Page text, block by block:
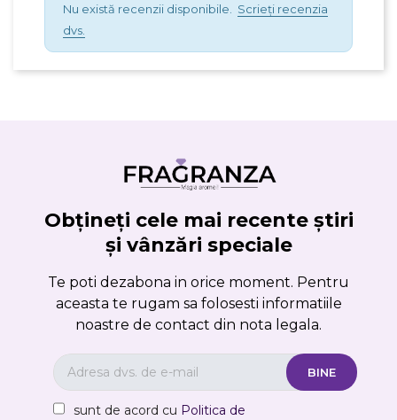
Nu există recenzii disponibile. Scrieți recenzia
dvs.
Obțineți cele mai recente știri
și vânzări speciale
Te poti dezabona in orice moment. Pentru
aceasta te rugam sa folosesti informatiile
noastre de contact din nota legala.
sunt de acord cu Politica de